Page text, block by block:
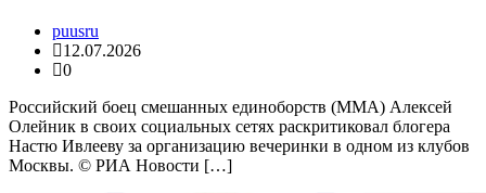
puusru
12.07.2026
0
Российский боец смешанных единоборств (ММА) Алексей
Олейник в своих социальных сетях раскритиковал блогера
Настю Ивлееву за организацию вечеринки в одном из клубов
Москвы. © РИА Новости […]